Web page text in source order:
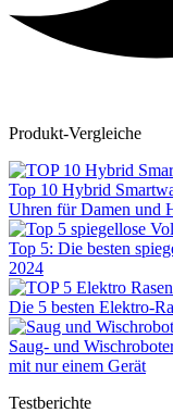
Produkt-Vergleiche
Top 10 Hybrid
Uhren für Damen und
Top 5: Die besten
2024
Die 5 besten Elektro-
Saug- und
mit nur einem Gerät
Testberichte